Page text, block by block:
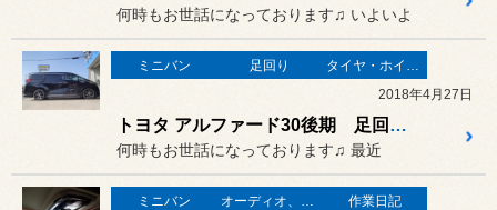
何時もお世話になっております♫ いよいよ
ミニバン 足回り
タイヤ・ホイール
2018年4月27日
トヨタ アルファード30後期 足回り、タイヤ、ホイール交換♫
何時もお世話になっております♫ 最近
ミニバン オーディオ、カーナビ、モニター の取り付け
作業日記